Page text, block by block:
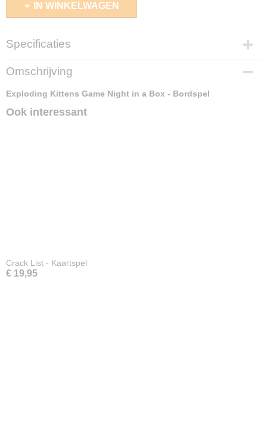
IN WINKELWAGEN
Specificaties
EAN code
0810171410009
Omschrijving
Exploding Kittens Game Night in a Box - Bordspel
Ook interessant
Crack List - Kaartspel
€ 19,95